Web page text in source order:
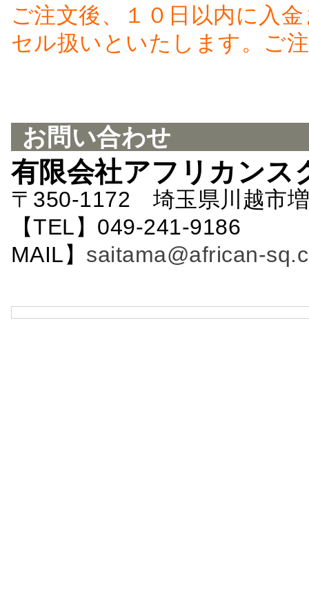
ご注文後、１０日以内に入
セル扱いといたします。ご
お問い合わせ
有限会社アフリカンス
〒350-1172 埼玉県川越市
【TEL】049-241-
MAIL】 saitama@african-